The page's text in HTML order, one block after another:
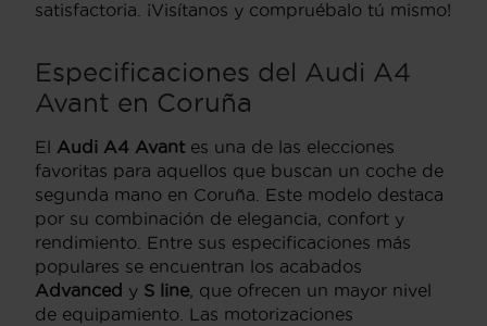
satisfactoria. ¡Visítanos y compruébalo tú mismo!
Especificaciones del Audi A4
Avant en Coruña
El Audi A4 Avant es una de las elecciones
favoritas para aquellos que buscan un coche de
segunda mano en Coruña. Este modelo destaca
por su combinación de elegancia, confort y
rendimiento. Entre sus especificaciones más
populares se encuentran los acabados
Advanced y S line, que ofrecen un mayor nivel
de equipamiento. Las motorizaciones